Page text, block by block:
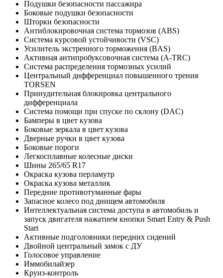
Подушки безопасности пассажира
Боковые подушки безопасности
Шторки безопасности
Антиблокировочная система тормозов (ABS)
Система курсовой устойчивости (VSC)
Усилитель экстренного торможения (BAS)
Активная антипробуксовочная система (A-TRC)
Система распределения тормозных усилий
Центральный дифференциал повышенного трения
TORSEN
Принудительная блокировка центрального
дифференциала
Система помощи при спуске по склону (DAC)
Бамперы в цвет кузова
Боковые зеркала в цвет кузова
Дверные ручки в цвет кузова
Боковые пороги
Легкосплавные колесные диски
Шины 265/65 R17
Окраска кузова перламутр
Окраска кузова металлик
Передние противотуманные фары
Запасное колесо под днищем автомобиля
Интеллектуальная система доступа в автомобиль и
запуск двигателя нажатием кнопки Smart Entry & Push
Start
Активные подголовники передних сидений
Двойной центральный замок с ДУ
Голосовое управление
Иммобилайзер
Круиз-контроль